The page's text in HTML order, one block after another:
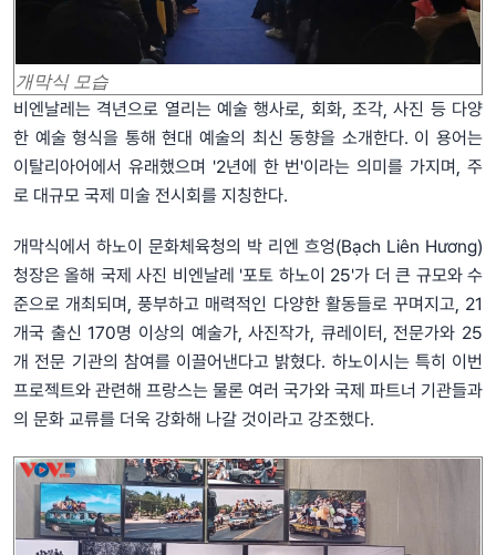
개막식 모습
비엔날레는 격년으로 열리는 예술 행사로, 회화, 조각, 사진 등 다양
한 예술 형식을 통해 현대 예술의 최신 동향을 소개한다. 이 용어는
이탈리아어에서 유래했으며 '2년에 한 번'이라는 의미를 가지며, 주
로 대규모 국제 미술 전시회를 지칭한다.
개막식에서 하노이 문화체육청의 박 리엔 흐엉(Bạch Liên Hương)
청장은 올해 국제 사진 비엔날레 '포토 하노이 25'가 더 큰 규모와 수
준으로 개최되며, 풍부하고 매력적인 다양한 활동들로 꾸며지고, 21
개국 출신 170명 이상의 예술가, 사진작가, 큐레이터, 전문가와 25
개 전문 기관의 참여를 이끌어낸다고 밝혔다. 하노이시는 특히 이번
프로젝트와 관련해 프랑스는 물론 여러 국가와 국제 파트너 기관들과
의 문화 교류를 더욱 강화해 나갈 것이라고 강조했다.